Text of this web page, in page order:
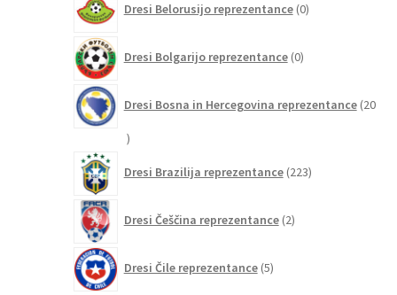
Dresi Belorusijo reprezentance 0izdelkov
Dresi Bolgarijo reprezentance 0izdelkov
Dresi Bosna in Hercegovina reprezentance 20
20
Dresi Brazilija reprezentance 223izdelkov
Dresi Češčina reprezentance 2izdelka
Dresi Čile reprezentance 5izdelkov